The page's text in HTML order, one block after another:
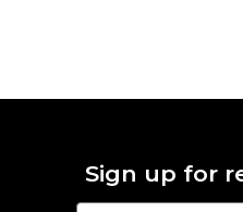
Sign up for